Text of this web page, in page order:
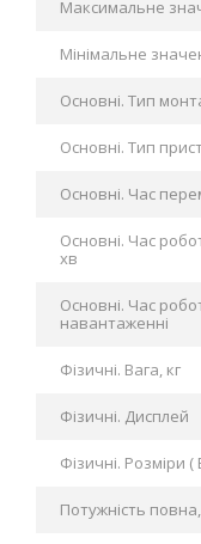
Максимальне
Мінімальне
Основні. Тип
Основні. Тип
Основні. Час
Основні. Час
хв
Основні. Час
навантаженні
Фізичні. Вага, кг
Фізичні. Дисплей
Фізичні. Розміри
Потужність